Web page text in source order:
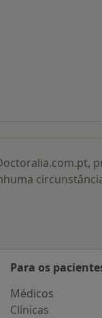
Para os
Médicos
Clínicas